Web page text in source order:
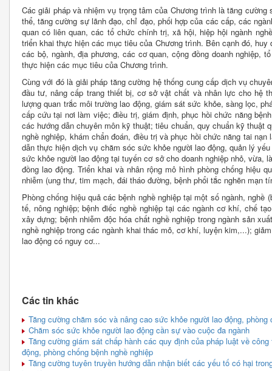
Các giải pháp và nhiệm vụ trọng tâm của Chương trình là tăng
thể, tăng cường sự lãnh đạo, chỉ đạo, phối hợp của các cấp, các
quan có liên quan, các tổ chức chính trị, xã hội, hiệp hội ngành
triển khai thực hiện các mục tiêu của Chương trình. Bên cạnh đó,
các bộ, ngành, địa phương, các cơ quan, cộng đồng doanh nghiệp,
thực hiện các mục tiêu của Chương trình.
Cùng với đó là giải pháp tăng cường hệ thống cung cấp dịch vụ
đầu tư, nâng cấp trang thiết bị, cơ sở vật chất và nhân lực cho hệ
lượng quan trắc môi trường lao động, giám sát sức khỏe, sàng lọc,
cấp cứu tại nơi làm việc; điều trị, giám định, phục hồi chức năng
các hướng dẫn chuyên môn kỹ thuật; tiêu chuẩn, quy chuẩn kỹ thuật
nghề nghiệp, khám chẩn đoán, điều trị và phục hồi chức năng tai
dẫn thực hiện dịch vụ chăm sóc sức khỏe người lao động, quản lý
sức khỏe người lao động tại tuyến cơ sở cho doanh nghiệp nhỏ, vừa,
đồng lao động. Triển khai và nhân rộng mô hình phòng chống hiệu
nhiễm (ung thư, tim mạch, đái tháo đường, bệnh phổi tắc nghẽn mạn
Phòng chống hiệu quả các bệnh nghề nghiệp tại một số ngành, nghề
tế, nông nghiệp; bệnh điếc nghề nghiệp tại các ngành cơ khí, chế
xây dựng; bệnh nhiễm độc hóa chất nghề nghiệp trong ngành sản
nghề nghiệp trong các ngành khai thác mỏ, cơ khí, luyện kim,...);
lao động có nguy cơ...
Các tin khác
Tăng cường chăm sóc và nâng cao sức khỏe người lao động, phòng
Chăm sóc sức khỏe người lao động cần sự vào cuộc đa ngành
Tăng cường giám sát chấp hành các quy định của pháp luật về
động, phòng chống bệnh nghề nghiệp
Tăng cường tuyên truyền hướng dẫn nhận biết các yếu tố có hại